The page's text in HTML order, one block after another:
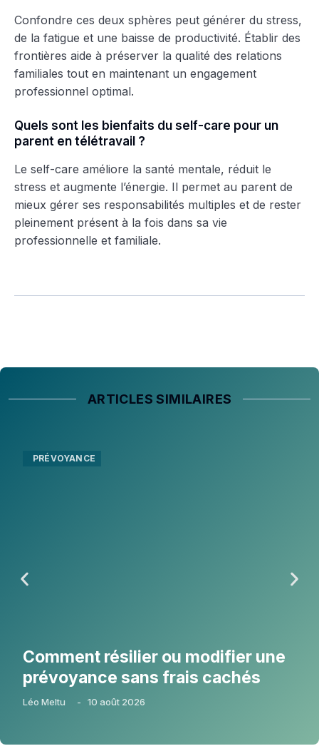
Confondre ces deux sphères peut générer du stress,
de la fatigue et une baisse de productivité. Établir des
frontières aide à préserver la qualité des relations
familiales tout en maintenant un engagement
professionnel optimal.
Quels sont les bienfaits du self-care pour un
parent en télétravail ?
Le self-care améliore la santé mentale, réduit le
stress et augmente l’énergie. Il permet au parent de
mieux gérer ses responsabilités multiples et de rester
pleinement présent à la fois dans sa vie
professionnelle et familiale.
ARTICLES SIMILAIRES
PRÉVOYANCE
Comment résilier ou modifier une
prévoyance sans frais cachés
Léo Meltu - 10 août 2026